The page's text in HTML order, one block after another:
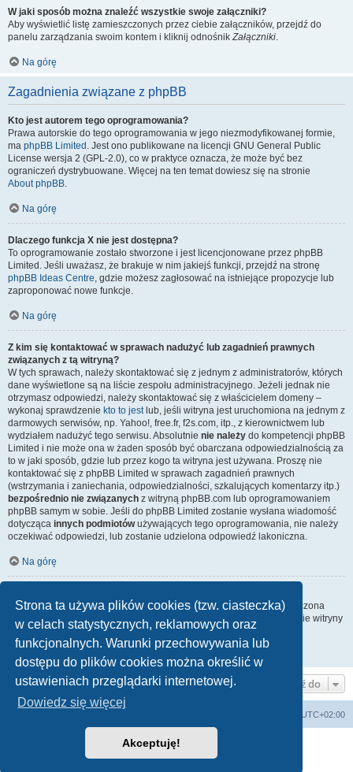
Strona ta używa plików cookies (tzw. ciasteczka)
w celach statystycznych, reklamowych oraz
funkcjonalnych. Warunki przechowywania lub
dostępu do plików cookies można określić w
ustawieniach przeglądarki internetowej.
Dowiedz się więcej
Akceptuję!
W jaki sposób można znaleźć wszystkie swoje załączniki?
Aby wyświetlić listę zamieszczonych przez ciebie załączników, przejdź do
panelu zarządzania swoim kontem i kliknij odnośnikZałączniki.
Na górę
Zagadnienia związane z phpBB
Kto jest autorem tego oprogramowania?
Prawa autorskie do tego oprogramowania w jego niezmodyfikowanej formie,
ma phpBB Limited . Jest ono publikowane na licencji GNU General Public
License wersja 2 (GPL-2.0), co w praktyce oznacza, że może być bez
ograniczeń dystrybuowane. Więcej na ten temat dowiesz się na stronie
About phpBB.
Na górę
Dlaczego funkcja X nie jest dostępna?
To oprogramowanie zostało stworzone i jest licencjonowane przez phpBB
Limited. Jeśli uważasz, że brakuje w nim jakiejś funkcji, przejdź na stronę
phpBB Ideas Centre, gdzie możesz zagłosować na istniejące propozycje lub
zaproponować nowe funkcje.
Na górę
Z kim się kontaktować w sprawach nadużyć lub zagadnień prawnych
związanych z tą witryną?
W tych sprawach, należy skontaktować się z jednym z administratorów, których
dane wyświetlone są na liście zespołu administracyjnego. Jeżeli jednak nie
otrzymasz odpowiedzi, należy skontaktować się z właścicielem domeny –
wykonaj sprawdzenie kto to jestlub, jeśli witryna jest uruchomiona na jednym z
darmowych serwisów, np. Yahoo!, free.fr, f2s.com, itp., z kierownictwem lub
wydziałem nadużyć tego serwisu. Absolutnie nie należy do kompetencji phpBB
Limited i nie może ona w żaden sposób być obarczana odpowiedzialnością za
to w jaki sposób, gdzie lub przez kogo ta witryna jest używana. Proszę nie
kontaktować się z phpBB Limited w sprawach zagadnień prawnych
(wstrzymania i zaniechania, odpowiedzialności, szkalujących komentarzy itp.)
bezpośrednio nie związanych z witryną phpBB.com lub oprogramowaniem
phpBB samym w sobie. Jeśli do phpBB Limited zostanie wysłana wiadomość
dotycząca innych podmiotówużywających tego oprogramowania, nie należy
oczekiwać odpowiedzi, lub zostanie udzielona odpowiedź lakoniczna.
Na górę
Wszyscy użytkownicy witryny mogą używać – jeśli funkcja ta jest włączona
przez administratora witryny – formularza „Kontakt z nami”. Członkowie witryny
mogą także używać odnośnika „Zespół administracyjny”.
Na górę
Przejdź do
UTC+02:00
Technologię dostarczaphpBB® Forum Software © phpBB Limited
Polski pakiet językowy dostarcza